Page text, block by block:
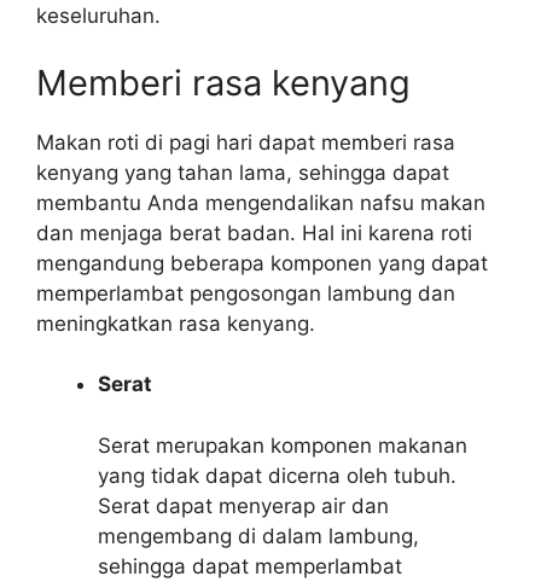
keseluruhan.
Memberi rasa kenyang
Makan roti di pagi hari dapat memberi rasa
kenyang yang tahan lama, sehingga dapat
membantu Anda mengendalikan nafsu makan
dan menjaga berat badan. Hal ini karena roti
mengandung beberapa komponen yang dapat
memperlambat pengosongan lambung dan
meningkatkan rasa kenyang.
Serat
Serat merupakan komponen makanan
yang tidak dapat dicerna oleh tubuh.
Serat dapat menyerap air dan
mengembang di dalam lambung,
sehingga dapat memperlambat